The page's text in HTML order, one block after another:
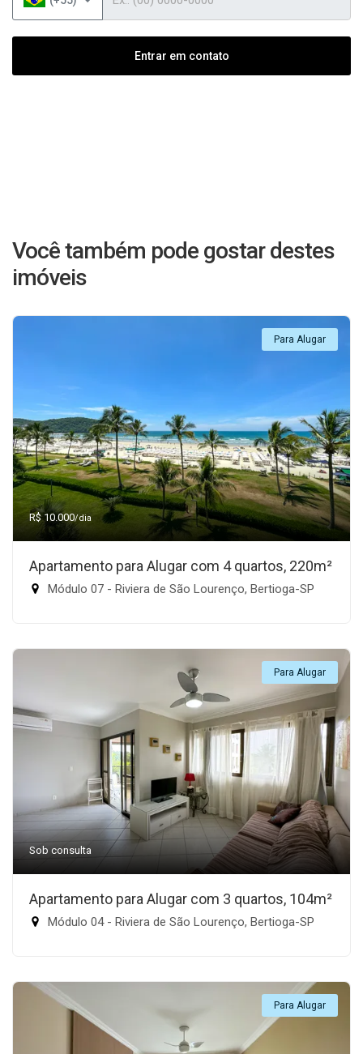
Entrar em contato
Você também pode gostar destes
imóveis
Para Alugar
R$ 10.000/dia
Apartamento para Alugar com 4 quartos, 220m²
Módulo 07 - Riviera de São Lourenço, Bertioga-SP
Para Alugar
Sob consulta
Apartamento para Alugar com 3 quartos, 104m²
Módulo 04 - Riviera de São Lourenço, Bertioga-SP
Para Alugar